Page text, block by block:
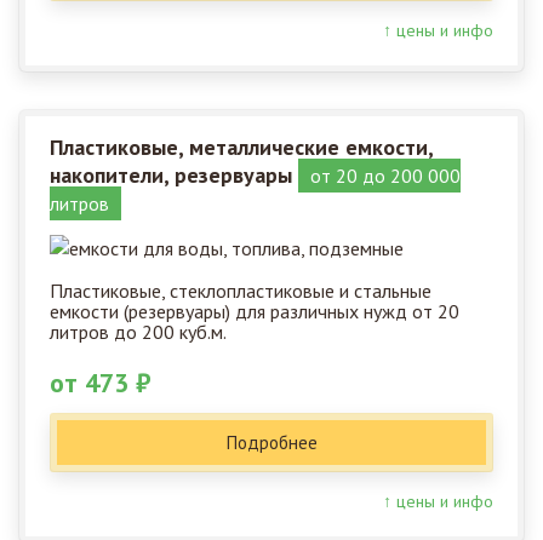
↑ цены и инфо
Пластиковые, металлические емкости,
накопители, резервуары
от 20 до 200 000
литров
Пластиковые, стеклопластиковые и стальные
емкости (резервуары) для различных нужд от 20
литров до 200 куб.м.
от 473 ₽
Подробнее
↑ цены и инфо